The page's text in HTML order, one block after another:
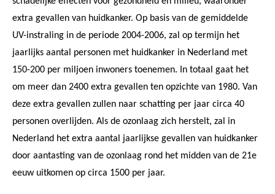
extra gevallen van huidkanker. Op basis van de gemiddelde
UV-instraling in de periode 2004-2006, zal op termijn het
jaarlijks aantal personen met huidkanker in Nederland met
150-200 per miljoen inwoners toenemen. In totaal gaat het
om meer dan 2400 extra gevallen ten opzichte van 1980. Van
deze extra gevallen zullen naar schatting per jaar circa 40
personen overlijden. Als de ozonlaag zich herstelt, zal in
Nederland het extra aantal jaarlijkse gevallen van huidkanker
door aantasting van de ozonlaag rond het midden van de 21e
eeuw uitkomen op circa 1500 per jaar.